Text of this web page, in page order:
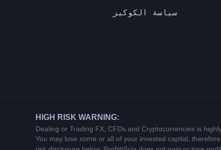
سياسة الكوكيز